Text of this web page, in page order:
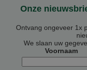
Onze
Ontvang ongeveer 1x
We slaan uw
Voornaam